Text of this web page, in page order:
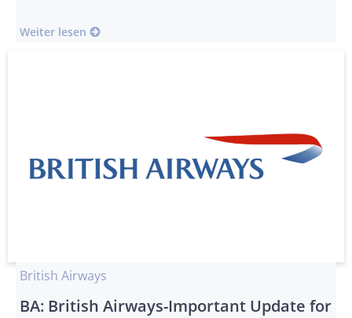
Weiter lesen
British Airways
BA: British Airways-Important Update for